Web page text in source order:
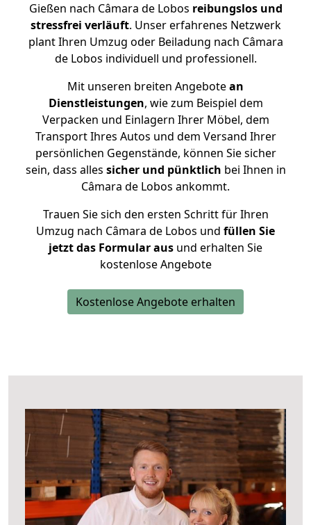
Gießen nach Câmara de Lobos reibungslos und
stressfrei verläuft. Unser erfahrenes Netzwerk
plant Ihren Umzug oder Beiladung nach Câmara
de Lobos individuell und professionell.
Mit unseren breiten Angebotean
Dienstleistungen, wie zum Beispiel dem
Verpacken und Einlagern Ihrer Möbel, dem
Transport Ihres Autos und dem Versand Ihrer
persönlichen Gegenstände, können Sie sicher
sein, dass alles sicher und pünktlich bei Ihnen in
Câmara de Lobos ankommt.
Trauen Sie sich den ersten Schritt für Ihren
Umzug nach Câmara de Lobos und füllen Sie
jetzt das Formular aus und erhalten Sie
kostenlose Angebote
Kostenlose Angebote erhalten